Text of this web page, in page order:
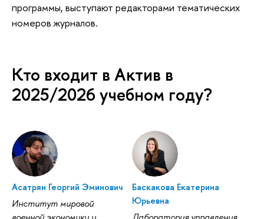
программы, выступают редакторами тематических
номеров журналов.
Кто входит в Актив в
2025/2026 учебном году?
Асатрян Георгий Эминович
Институт мировой
Баскакова Екатерина
Юрьевна